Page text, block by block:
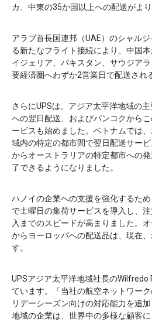
カ、中東の35か国以上への配送がよ
アラブ首長国連邦（UAE）のシャル
る新たなフライト接続により、中国
イジェリア、パキスタン、サウジア
要経済圏へわずか2営業日で配送され
さらにUPSは、アジア太平洋地域の
への翌日配送、およびバンコクから
ービスも始めました。ベトナムでは
域内の特定の都市間で翌日配送サー
からオーストラリアの特定都市への
了できるようになりました。
ハノイの企業への支援を強化するた
で土曜日の集荷サービスを導入し、
入までのスピードが高まりました。
からヨーロッパへの配送品は、現在
す。
UPSアジア太平洋地域社長の
ています。「当社の航空ネットワー
リデーシーズン向けの対応能力を追
地域の企業は、世界中の多様な顧客